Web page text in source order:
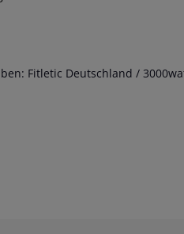
Fitletic Deutschland /